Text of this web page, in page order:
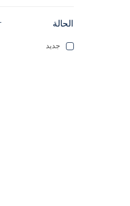
الحالة
جديد